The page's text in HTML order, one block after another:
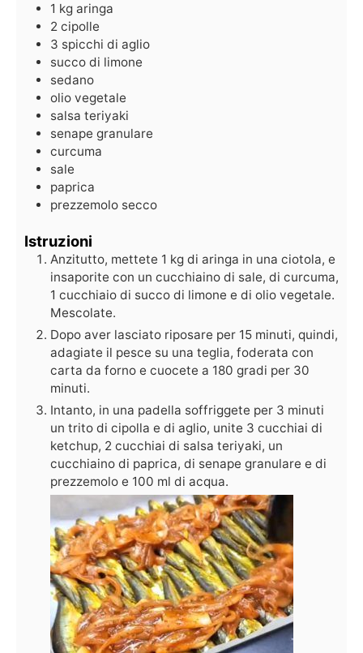
1 kg aringa
2 cipolle
3 spicchi di aglio
succo di limone
sedano
olio vegetale
salsa teriyaki
senape granulare
curcuma
sale
paprica
prezzemolo secco
Istruzioni
Anzitutto, mettete 1 kg di aringa in una ciotola, e
insaporite con un cucchiaino di sale, di curcuma,
1 cucchiaio di succo di limone e di olio vegetale.
Mescolate.
Dopo aver lasciato riposare per 15 minuti, quindi,
adagiate il pesce su una teglia, foderata con
carta da forno e cuocete a 180 gradi per 30
minuti.
Intanto, in una padella soffriggete per 3 minuti
un trito di cipolla e di aglio, unite 3 cucchiai di
ketchup, 2 cucchiai di salsa teriyaki, un
cucchiaino di paprica, di senape granulare e di
prezzemolo e 100 ml di acqua.